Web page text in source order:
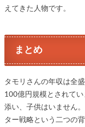
えてきた人物です。
まとめ
タモリさんの年収は全
100億円規模とされて
添い、子供はいません
ター戦略という二つの